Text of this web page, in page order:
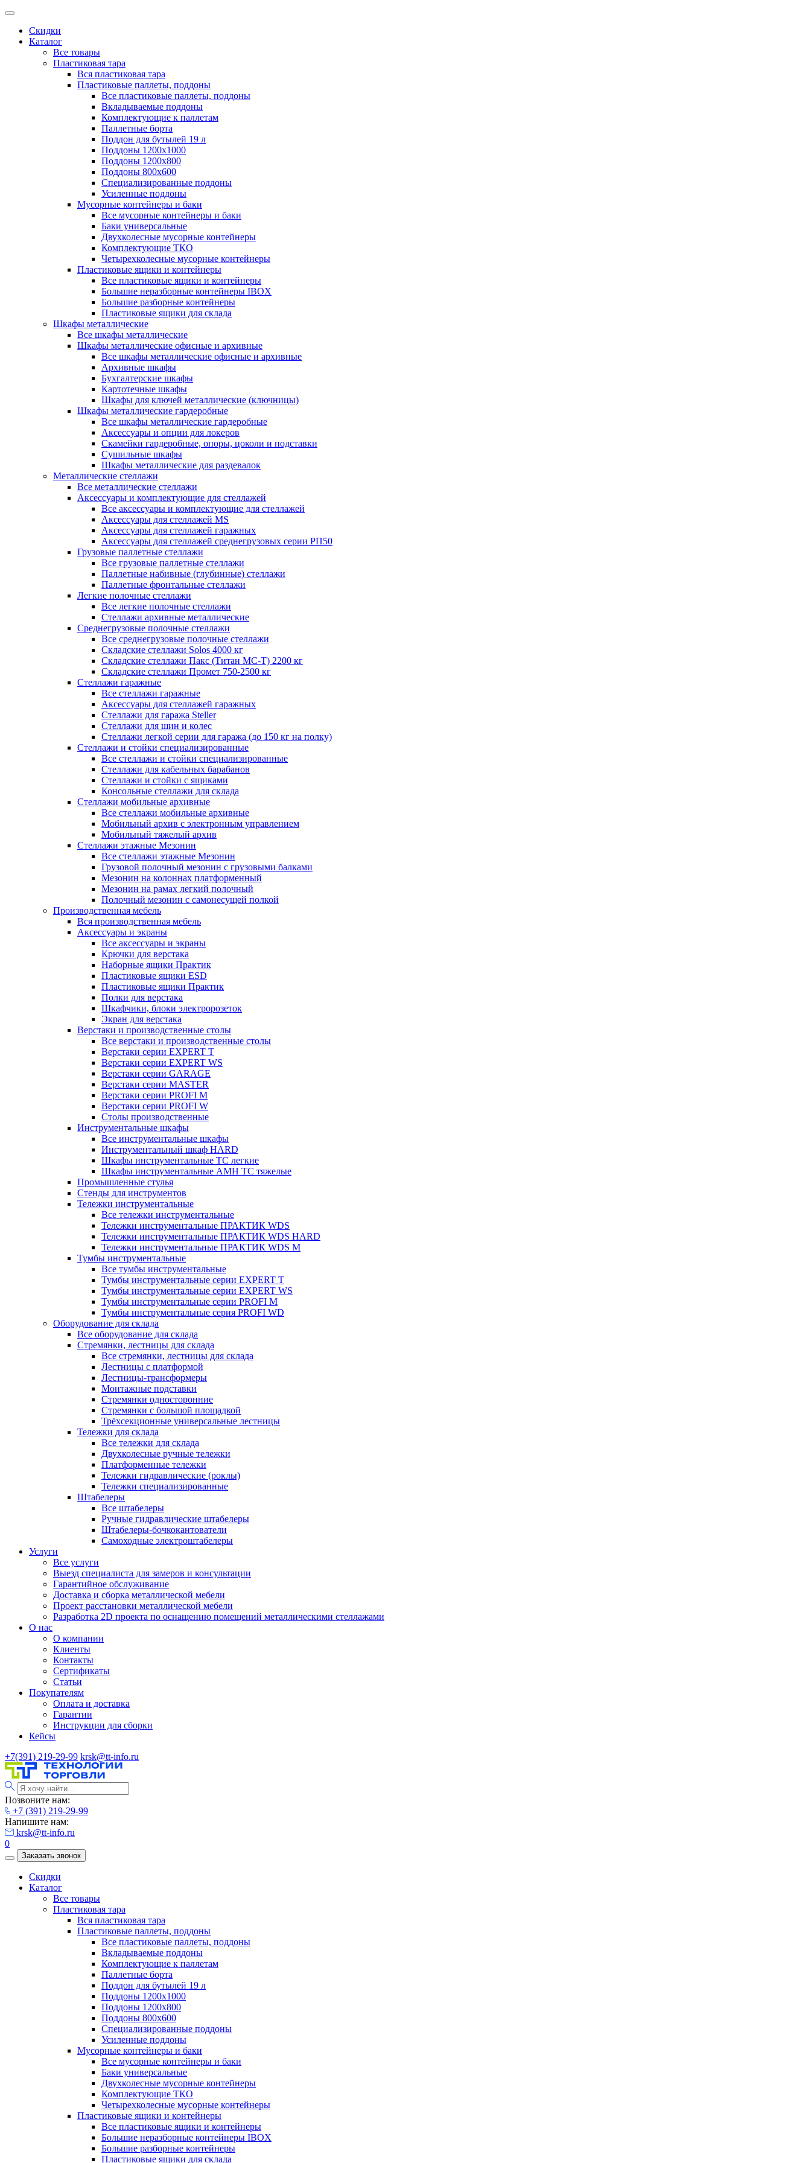
Скидки
Каталог
Все товары
Пластиковая тара
Вся пластиковая тара
Пластиковые паллеты, поддоны
Все пластиковые паллеты, поддоны
Вкладываемые поддоны
Комплектующие к паллетам
Паллетные борта
Поддон для бутылей 19 л
Поддоны 1200х1000
Поддоны 1200х800
Поддоны 800х600
Специализированные поддоны
Усиленные поддоны
Мусорные контейнеры и баки
Все мусорные контейнеры и баки
Баки универсальные
Двухколесные мусорные контейнеры
Комплектующие ТКО
Четырехколесные мусорные контейнеры
Пластиковые ящики и контейнеры
Все пластиковые ящики и контейнеры
Большие неразборные контейнеры IBOX
Большие разборные контейнеры
Пластиковые ящики для склада
Шкафы металлические
Все шкафы металлические
Шкафы металлические офисные и архивные
Все шкафы металлические офисные и архивные
Архивные шкафы
Бухгалтерские шкафы
Картотечные шкафы
Шкафы для ключей металлические (ключницы)
Шкафы металлические гардеробные
Все шкафы металлические гардеробные
Аксессуары и опции для локеров
Скамейки гардеробные, опоры, цоколи и подставки
Сушильные шкафы
Шкафы металлические для раздевалок
Металлические стеллажи
Все металлические стеллажи
Аксессуары и комплектующие для стеллажей
Все аксессуары и комплектующие для стеллажей
Аксессуары для стеллажей MS
Аксессуары для стеллажей гаражных
Аксессуары для стеллажей среднегрузовых серии РП50
Грузовые паллетные стеллажи
Все грузовые паллетные стеллажи
Паллетные набивные (глубинные) стеллажи
Паллетные фронтальные стеллажи
Легкие полочные стеллажи
Все легкие полочные стеллажи
Стеллажи архивные металлические
Среднегрузовые полочные стеллажи
Все среднегрузовые полочные стеллажи
Складские стеллажи Solos 4000 кг
Складские стеллажи Пакс (Титан МС-Т) 2200 кг
Складские стеллажи Промет 750-2500 кг
Стеллажи гаражные
Все стеллажи гаражные
Аксессуары для стеллажей гаражных
Стеллажи для гаража Steller
Стеллажи для шин и колес
Стеллажи легкой серии для гаража (до 150 кг на полку)
Стеллажи и стойки специализированные
Все стеллажи и стойки специализированные
Стеллажи для кабельных барабанов
Стеллажи и стойки с ящиками
Консольные стеллажи для склада
Стеллажи мобильные архивные
Все стеллажи мобильные архивные
Мобильный архив с электронным управлением
Мобильный тяжелый архив
Стеллажи этажные Мезонин
Все стеллажи этажные Мезонин
Грузовой полочный мезонин с грузовыми балками
Мезонин на колоннах платформенный
Мезонин на рамах легкий полочный
Полочный мезонин с самонесущей полкой
Производственная мебель
Вся производственная мебель
Аксессуары и экраны
Все аксессуары и экраны
Крючки для верстака
Наборные ящики Практик
Пластиковые ящики ESD
Пластиковые ящики Практик
Полки для верстака
Шкафчики, блоки электророзеток
Экран для верстака
Верстаки и производственные столы
Все верстаки и производственные столы
Верстаки серии EXPERT T
Верстаки серии EXPERT WS
Верстаки серии GARAGE
Верстаки серии MASTER
Верстаки серии PROFI M
Верстаки серии PROFI W
Столы производственные
Инструментальные шкафы
Все инструментальные шкафы
Инструментальный шкаф HARD
Шкафы инструментальные ТС легкие
Шкафы инструментальные AMH TC тяжелые
Промышленные стулья
Стенды для инструментов
Тележки инструментальные
Все тележки инструментальные
Тележки инструментальные ПРАКТИК WDS
Тележки инструментальные ПРАКТИК WDS HARD
Тележки инструментальные ПРАКТИК WDS M
Тумбы инструментальные
Все тумбы инструментальные
Тумбы инструментальные серии EXPERT T
Тумбы инструментальные серии EXPERT WS
Тумбы инструментальные серии PROFI M
Тумбы инструментальные серия PROFI WD
Оборудование для склада
Все оборудование для склада
Стремянки, лестницы для склада
Все стремянки, лестницы для склада
Лестницы с платформой
Лестницы-трансформеры
Монтажные подставки
Стремянки односторонние
Стремянки с большой площадкой
Трёхсекционные универсальные лестницы
Тележки для склада
Все тележки для склада
Двухколесные ручные тележки
Платформенные тележки
Тележки гидравлические (роклы)
Тележки специализированные
Штабелеры
Все штабелеры
Ручные гидравлические штабелеры
Штабелеры-бочкокантователи
Самоходные электроштабелеры
Услуги
Все услуги
Выезд специалиста для замеров и консультации
Гарантийное обслуживание
Доставка и сборка металлической мебели
Проект расстановки металлической мебели
Разработка 2D проекта по оснащению помещений металлическими стеллажами
О нас
О компании
Клиенты
Контакты
Сертификаты
Статьи
Покупателям
Оплата и доставка
Гарантии
Инструкции для сборки
Кейсы
+7(391) 219-29-99 krsk@tt-info.ru
Позвоните нам:
+7 (391) 219-29-99
Напишите нам:
krsk@tt-info.ru
0
Заказать звонок
Скидки
Каталог
Все товары
Пластиковая тара
Вся пластиковая тара
Пластиковые паллеты, поддоны
Все пластиковые паллеты, поддоны
Вкладываемые поддоны
Комплектующие к паллетам
Паллетные борта
Поддон для бутылей 19 л
Поддоны 1200х1000
Поддоны 1200х800
Поддоны 800х600
Специализированные поддоны
Усиленные поддоны
Мусорные контейнеры и баки
Все мусорные контейнеры и баки
Баки универсальные
Двухколесные мусорные контейнеры
Комплектующие ТКО
Четырехколесные мусорные контейнеры
Пластиковые ящики и контейнеры
Все пластиковые ящики и контейнеры
Большие неразборные контейнеры IBOX
Большие разборные контейнеры
Пластиковые ящики для склада